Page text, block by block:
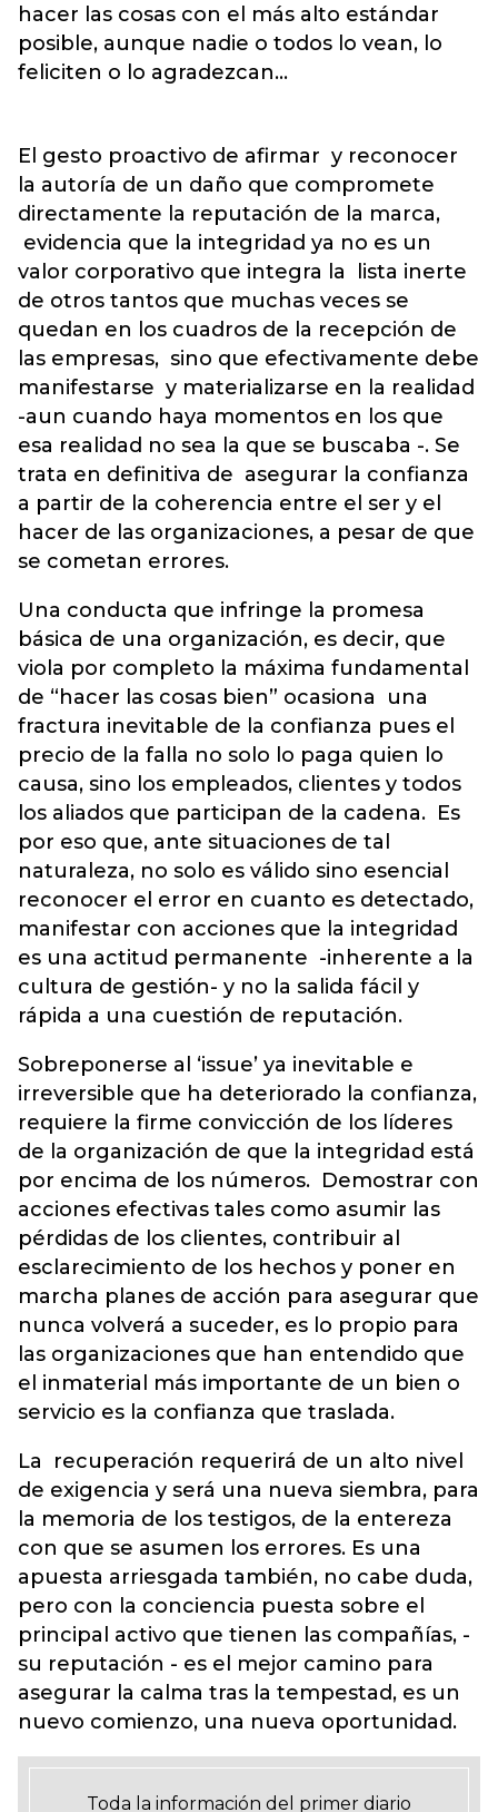
hacer las cosas con el más alto estándar
posible, aunque nadie o todos lo vean, lo
feliciten o lo agradezcan…
El gesto proactivo de afirmar y reconocer
la autoría de un daño que compromete
directamente la reputación de la marca,
evidencia que la integridad ya no es un
valor corporativo que integra la lista inerte
de otros tantos que muchas veces se
quedan en los cuadros de la recepción de
las empresas, sino que efectivamente debe
manifestarse y materializarse en la realidad
-aun cuando haya momentos en los que
esa realidad no sea la que se buscaba -. Se
trata en definitiva de asegurar la confianza
a partir de la coherencia entre el ser y el
hacer de las organizaciones, a pesar de que
se cometan errores.
Una conducta que infringe la promesa
básica de una organización, es decir, que
viola por completo la máxima fundamental
de “hacer las cosas bien” ocasiona una
fractura inevitable de la confianza pues el
precio de la falla no solo lo paga quien lo
causa, sino los empleados, clientes y todos
los aliados que participan de la cadena. Es
por eso que, ante situaciones de tal
naturaleza, no solo es válido sino esencial
reconocer el error en cuanto es detectado,
manifestar con acciones que la integridad
es una actitud permanente -inherente a la
cultura de gestión- y no la salida fácil y
rápida a una cuestión de reputación.
Sobreponerse al ‘issue’ ya inevitable e
irreversible que ha deteriorado la confianza,
requiere la firme convicción de los líderes
de la organización de que la integridad está
por encima de los números. Demostrar con
acciones efectivas tales como asumir las
pérdidas de los clientes, contribuir al
esclarecimiento de los hechos y poner en
marcha planes de acción para asegurar que
nunca volverá a suceder, es lo propio para
las organizaciones que han entendido que
el inmaterial más importante de un bien o
servicio es la confianza que traslada.
La recuperación requerirá de un alto nivel
de exigencia y será una nueva siembra, para
la memoria de los testigos, de la entereza
con que se asumen los errores. Es una
apuesta arriesgada también, no cabe duda,
pero con la conciencia puesta sobre el
principal activo que tienen las compañías, -
su reputación - es el mejor camino para
asegurar la calma tras la tempestad, es un
nuevo comienzo, una nueva oportunidad.
Toda la información del primer diario